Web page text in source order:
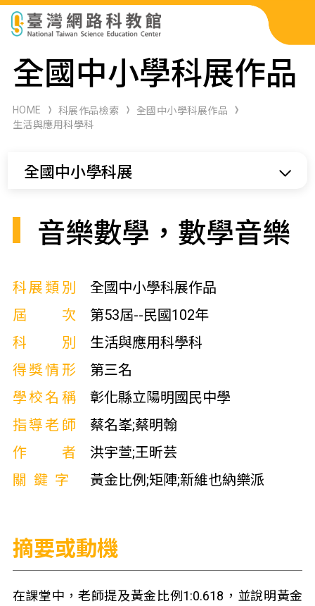
科展作品檢索
科學研習月刊
全國中小學科展作品
HOME 科展作品檢索
全國中小學科展作品
生活與應用科學科
全國中小學科展
音樂數學，數學音樂
科展類別
全國中小學科展作品
屆次
第53屆--民國102年
科別
生活與應用科學科
得獎情形
第三名
學校名稱
彰化縣立陽明國民中學
指導老師
蔡名峯;蔡明翰
作者
洪宇萱;王昕芸
關鍵字
黃金比例;矩陣;新維也納樂派
摘要或動機
在課堂中，老師提及黃金比例1:0.618，並說明黃金